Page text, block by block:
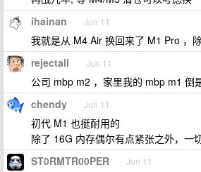
ihainan Jun 11
我就是从 M4 Air 换回来了 M1 Pro ，
rejectall Jun 11
公司 mbp m2 ，家里我的 mbp m1 倒
chendy Jun 11
初代 M1 也挺耐用的
除了 16G 内存偶尔有点紧张之外，一
ST0RMTR00PER Jun 11